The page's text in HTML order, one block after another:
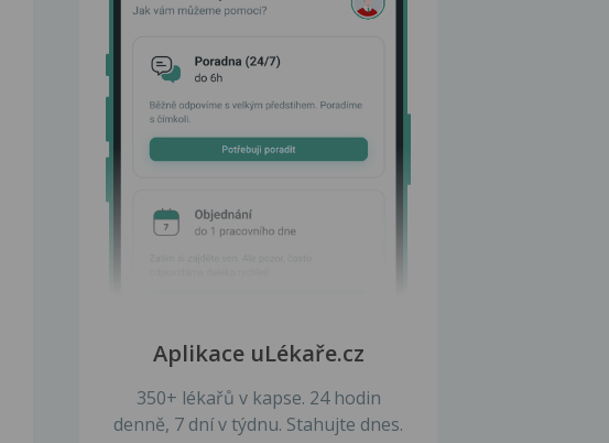
Aplikace uLékaře.cz
350+ lékařů v kapse. 24 hodin
denně, 7 dní v týdnu. Stahujte dnes.